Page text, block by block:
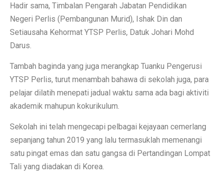
Hadir sama, Timbalan Pengarah Jabatan Pendidikan
Negeri Perlis (Pembangunan Murid), Ishak Din dan
Setiausaha Kehormat YTSP Perlis, Datuk Johari Mohd
Darus.
Tambah baginda yang juga merangkap Tuanku Pengerusi
YTSP Perlis, turut menambah bahawa di sekolah juga, para
pelajar dilatih menepati jadual waktu sama ada bagi aktiviti
akademik mahupun kokurikulum.
Sekolah ini telah mengecapi pelbagai kejayaan cemerlang
sepanjang tahun 2019 yang lalu termasuklah memenangi
satu pingat emas dan satu gangsa di Pertandingan Lompat
Tali yang diadakan di Korea.